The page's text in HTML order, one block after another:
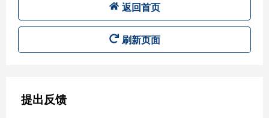
返回首页
刷新页面
提出反馈